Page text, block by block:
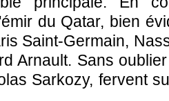
du Qatar, bien
Saint-Germain,
Arnault. Sans
Sarkozy, fervent